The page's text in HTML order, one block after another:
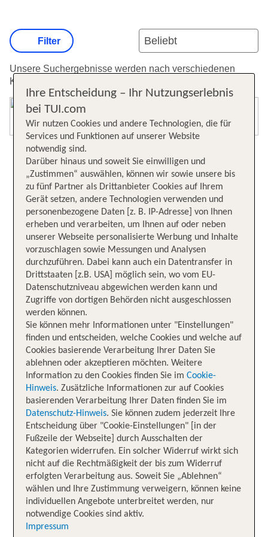
Unsere Suchergebnisse werden nach verschiedenen
Kriterien sortiert.
Filter
Ihre Entscheidung – Ihr Nutzungserlebnis
bei TUI.com
Wir nutzen Cookies und andere Technologien, die für
Services und Funktionen auf unserer Website
notwendig sind.
Darüber hinaus und soweit Sie einwilligen und
„Zustimmen“ auswählen, können wir sowie unsere bis
zu fünf Partner als Drittanbieter Cookies auf Ihrem
Gerät setzen, andere Technologien verwenden und
personenbezogene Daten [z. B. IP-Adresse] von Ihnen
erheben und verarbeiten, um Ihnen auf oder neben
unserer Webseite personalisierte Werbung und Inhalte
vorzuschlagen sowie Messungen und Analysen
durchzuführen. Dabei kann auch ein Datentransfer in
Drittstaaten [z.B. USA] möglich sein, wo vom EU-
Datenschutzniveau abgewichen werden kann und
Zugriffe von dortigen Behörden nicht ausgeschlossen
werden können.
Sie können mehr Informationen unter "Einstellungen"
finden und entscheiden, welche Cookies und welche auf
Cookies basierende Verarbeitung Ihrer Daten Sie
ablehnen oder akzeptieren möchten. Weitere
Information zu den Cookies finden Sie im Cookie-
Hinweis. Zusätzliche Informationen zur auf Cookies
basierenden Verarbeitung Ihrer Daten finden Sie im
Datenschutz-Hinweis. Sie können zudem jederzeit Ihre
Entscheidung über "Cookie-Einstellungen" [in der
Fußzeile der Webseite] durch Ausschalten der
Kategorien widerrufen. Ein solcher Widerruf wirkt sich
nicht auf die Rechtmäßigkeit der bis zum Widerruf
erfolgten Verarbeitung aus. Soweit Sie „Ablehnen“
wählen und Ihre Zustimmung verweigern, können keine
individuellen Angebote unterbreitet werden, nur
notwendige Cookies sind aktiv.
Impressum